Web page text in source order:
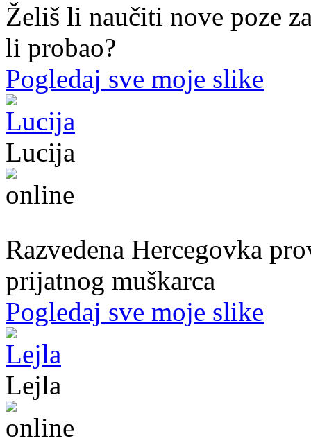
Želiš li naučiti nove poze
li probao?
Pogledaj sve moje slike
Lucija
Razvedena Hercegovka
prijatnog muškarca
Pogledaj sve moje slike
Lejla